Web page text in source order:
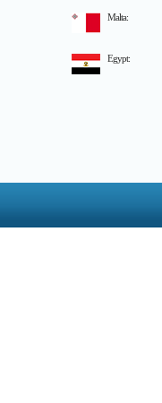
Malta:
Egypt: